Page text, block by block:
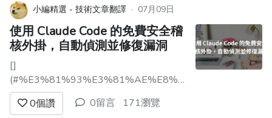
小編精選 - 技術文章翻譯 · 07月09日
使用 Claude Code 的免費安全稽
核外掛，自動偵測並修復漏洞
[]
本文重點 -------------------------------
----------------------------...
0個讚 0留言 171瀏覽